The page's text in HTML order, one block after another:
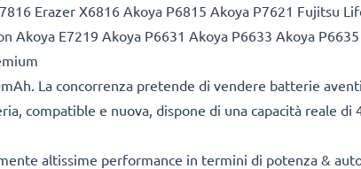
Erazer X6816 Akoya P6815 Akoya P7621 Fujitsu
Akoya E7219 Akoya P6631 Akoya P6633 Akoya
La concorrenza pretende di vendere batterie
compatible e nuova, dispone di una capacità reale di
altissime performance in termini di potenza &